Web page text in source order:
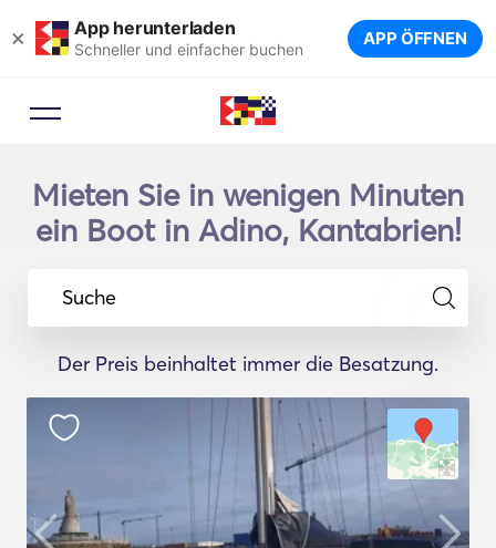
× App herunterladen
Schneller und einfacher buchen APP ÖFFNEN
Mieten Sie in wenigen Minuten
ein Boot in Adino, Kantabrien!
Suche
Der Preis beinhaltet immer die Besatzung.